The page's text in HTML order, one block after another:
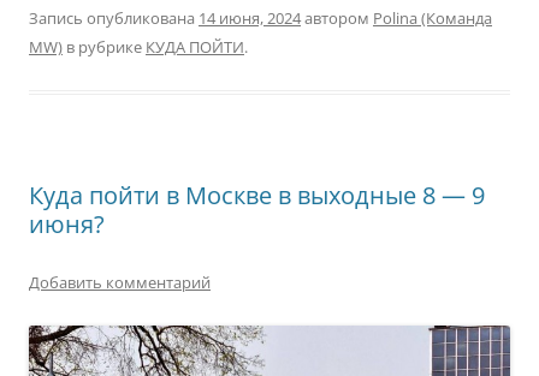
Запись опубликована 14 июня, 2024автором Polina (Команда
MW) в рубрике КУДА ПОЙТИ.
Куда пойти в Москве в выходные 8 — 9
июня?
Добавить комментарий